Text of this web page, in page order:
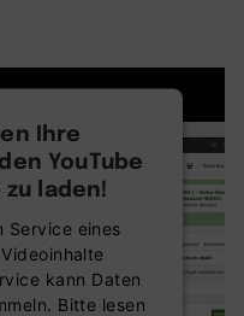
Ihre
YouTube
laden!
Service eines
kann Daten
Bitte lesen